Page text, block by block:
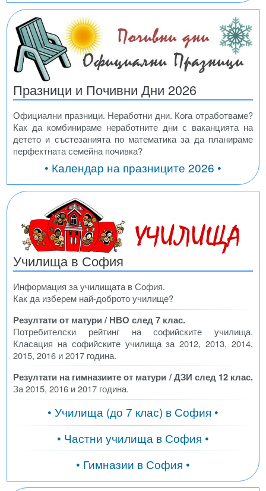
Празници и Почивни Дни 2026
Официални празници. Неработни дни. Кога отработваме?
Как да комбинираме неработните дни с ваканцията на
детето и състезанията по математика за да планираме
перфектната семейна почивка?
• Календар на празниците 2026 •
Училища в София
Информация за училищата в София.
Как да изберем най-доброто училище?
Резултати от матури / НВО след 7 клас.
Потребителски рейтинг на софийските училища.
Класация на софийските училища за 2012, 2013, 2014,
2015, 2016 и 2017 година.
Резултати на гимназиите от матури / ДЗИ след 12 клас.
За 2015, 2016 и 2017 година.
• Училища (до 7 клас) в София •
• Частни училища в София •
• Гимназии в София •